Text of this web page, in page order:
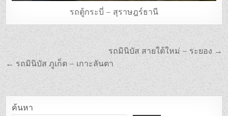
รถตู้กระบี่ – สุราษฎร์ธานี
แนะแนว
เรื่อง
รถมินิบัส สายใต้ใหม่ – ระยอง →
← รถมินิบัส ภูเก็ต – เกาะลันตา
ค้นหา